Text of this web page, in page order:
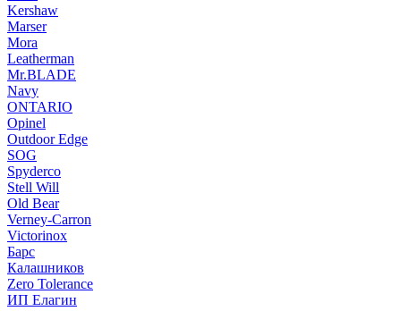
Kershaw
Marser
Mora
Leatherman
Mr.BLADE
Navy
ONTARIO
Opinel
Outdoor Edge
SOG
Spyderco
Stell Will
Old Bear
Verney-Carron
Victorinox
Барс
Калашников
Zero Tolerance
ИП Елагин